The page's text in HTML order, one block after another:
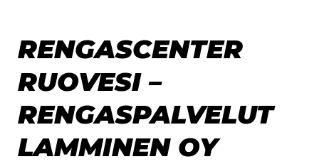
RENGASCENTER
RUOVESI –
RENGASPALVELUT
LAMMINEN OY